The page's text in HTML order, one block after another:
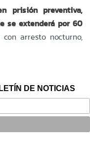
prisión preventiva,
se extenderá por 60
arresto nocturno,
DE NOTICIAS